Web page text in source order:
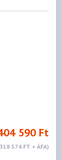
590 Ft
574 FT + ÁFA)